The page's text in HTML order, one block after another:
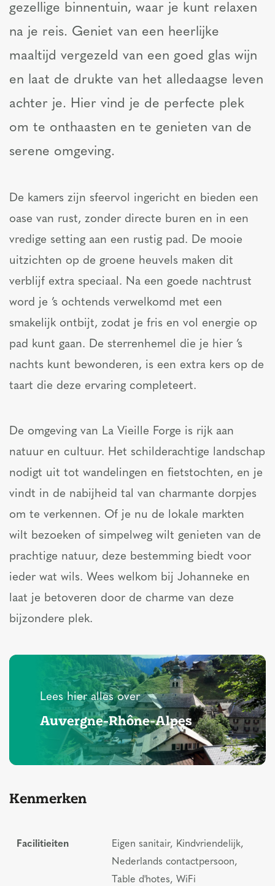
gezellige binnentuin, waar je kunt relaxen
na je reis. Geniet van een heerlijke
maaltijd vergezeld van een goed glas wijn
en laat de drukte van het alledaagse leven
achter je. Hier vind je de perfecte plek
om te onthaasten en te genieten van de
serene omgeving.
De kamers zijn sfeervol ingericht en bieden een
oase van rust, zonder directe buren en in een
vredige setting aan een rustig pad. De mooie
uitzichten op de groene heuvels maken dit
verblijf extra speciaal. Na een goede nachtrust
word je ’s ochtends verwelkomd met een
smakelijk ontbijt, zodat je fris en vol energie op
pad kunt gaan. De sterrenhemel die je hier ’s
nachts kunt bewonderen, is een extra kers op de
taart die deze ervaring completeert.
De omgeving van La Vieille Forge is rijk aan
natuur en cultuur. Het schilderachtige landschap
nodigt uit tot wandelingen en fietstochten, en je
vindt in de nabijheid tal van charmante dorpjes
om te verkennen. Of je nu de lokale markten
wilt bezoeken of simpelweg wilt genieten van de
prachtige natuur, deze bestemming biedt voor
ieder wat wils. Wees welkom bij Johanneke en
laat je betoveren door de charme van deze
bijzondere plek.
Lees hier alles over
Auvergne-Rhône-Alpes
Kenmerken
Facilitieiten
Eigen sanitair, Kindvriendelijk,
Nederlands contactpersoon,
Table d'hotes, WiFi